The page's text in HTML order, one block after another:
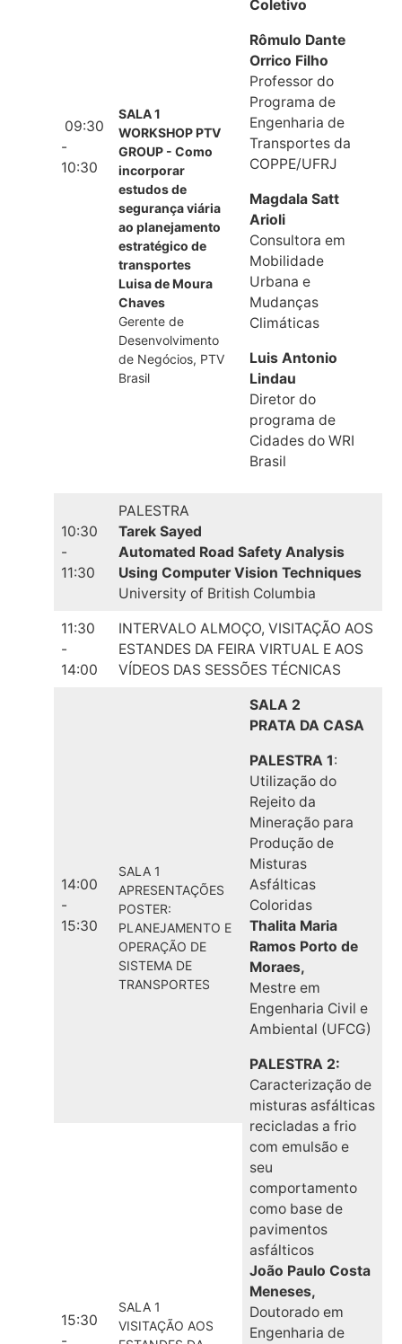
09:30
-
10:30
SALA 1
WORKSHOP PTV
GROUP - Como
incorporar
estudos de
segurança viária
ao planejamento
estratégico de
transportes
Luisa de Moura
Chaves
Gerente de
Desenvolvimento
de Negócios, PTV
Brasil
Coletivo
Rômulo Dante
Orrico Filho
Professor do
Programa de
Engenharia de
Transportes da
COPPE/UFRJ
Magdala Satt
Arioli
Consultora em
Mobilidade
Urbana e
Mudanças
Climáticas
Luis Antonio
Lindau
Diretor do
programa de
Cidades do WRI
Brasil
10:30
-
11:30
PALESTRA
Tarek Sayed
Automated Road Safety Analysis
Using Computer Vision Techniques
University of British Columbia
11:30
-
14:00
INTERVALO ALMOÇO, VISITAÇÃO AOS
ESTANDES DA FEIRA VIRTUAL E AOS
VÍDEOS DAS SESSÕES TÉCNICAS
14:00
-
15:30
SALA 1
APRESENTAÇÕES
POSTER:
PLANEJAMENTO E
OPERAÇÃO DE
SISTEMA DE
TRANSPORTES
SALA 2
PRATA DA CASA
PALESTRA 1:
Utilização do
Rejeito da
Mineração para
Produção de
Misturas
Asfálticas
Coloridas
Thalita Maria
Ramos Porto de
Moraes,
Mestre em
Engenharia Civil e
Ambiental (UFCG)
PALESTRA 2:
Caracterização de
misturas asfálticas
recicladas a frio
com emulsão e
seu
comportamento
como base de
pavimentos
asfálticos
João Paulo Costa
Meneses,
Doutorado em
Engenharia de
15:30
SALA 1
VISITAÇÃO AOS